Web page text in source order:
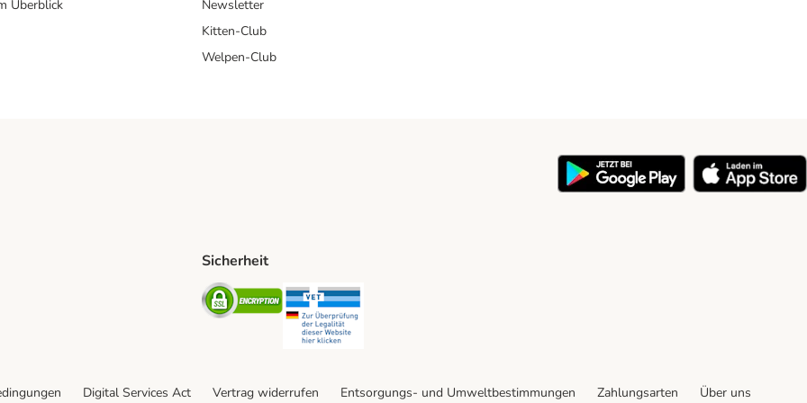
Überblick
Newsletter
Kitten-Club
Welpen-Club
Post Shipping Method
Sicherheit
Security
Digital Services Act Vertrag widerrufen Entsorgungs- und Umweltbestimmungen Zahlungsarten Über uns